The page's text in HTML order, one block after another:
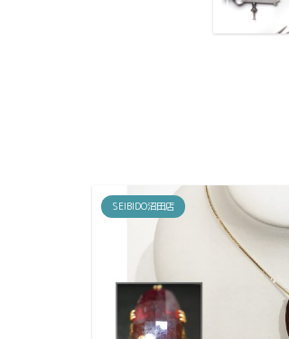
SEIBIDO沼田店